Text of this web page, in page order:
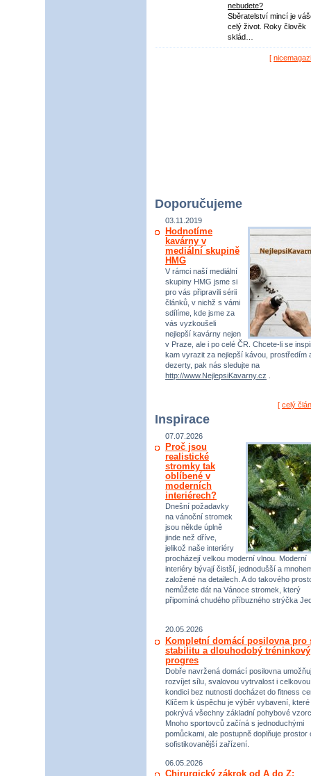
nebudete?
Sběratelství mincí je
celý život. Roky člověk
sklád…
[
Doporučujeme
03.11.2019
Hodnotíme
kavárny v
mediální skupině
HMG
V rámci naší mediální
skupiny HMG jsme si
pro vás připravili sérii
článků, v nichž s vámi
sdílíme, kde jsme za
vás vyzkoušeli
nejlepší kavárny nejen
v Praze, ale i po celé ČR. Chcete-li se
kam vyrazit za nejlepší kávou, prostředím
dezerty, pak nás sledujte na
http://www.NejlepsiKavarny.cz
[ celý
Inspirace
07.07.2026
Proč jsou
realistické
stromky tak
oblíbené v
moderních
interiérech?
Dnešní požadavky
na vánoční stromek
jsou někde úplně
jinde než dříve,
jelikož naše interiéry
procházejí velkou moderní vlnou. Moderní
interiéry bývají čistší, jednodušší a
založené na detailech. A do takového
nemůžete dát na Vánoce stromek, který
připomíná chudého příbuzného strýčka
20.05.2026
Kompletní domácí posilovna pro
stabilitu a dlouhodobý tréninkový
progres
Dobře navržená domácí posilovna
rozvíjet sílu, svalovou vytrvalost i celkovou
kondici bez nutnosti docházet do fitness
Klíčem k úspěchu je výběr vybavení, které
pokrývá všechny základní pohybové
Mnoho sportovců začíná s jednoduchými
pomůckami, ale postupně doplňuje prostor
sofistikovanější zařízení.
06.05.2026
Chirurgický zákrok od A do Z: